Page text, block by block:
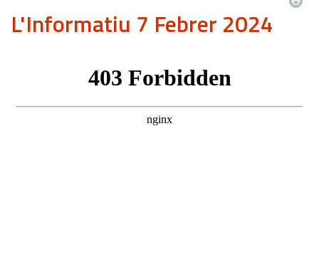
L'Informatiu 7 Febrer 2024